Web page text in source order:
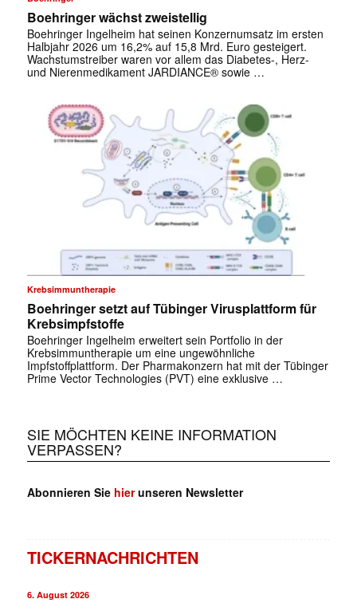
Boehringer wächst zweistellig
Boehringer Ingelheim hat seinen Konzernumsatz im ersten
Halbjahr 2026 um 16,2% auf 15,8 Mrd. Euro gesteigert.
Wachstumstreiber waren vor allem das Diabetes-, Herz-
und Nierenmedikament JARDIANCE® sowie …
Krebsimmuntherapie
Boehringer setzt auf Tübinger Virusplattform für
Krebsimpfstoffe
Boehringer Ingelheim erweitert sein Portfolio in der
Krebsimmuntherapie um eine ungewöhnliche
Impfstoffplattform. Der Pharmakonzern hat mit der Tübinger
Prime Vector Technologies (PVT) eine exklusive …
SIE MÖCHTEN KEINE INFORMATION
VERPASSEN?
Abonnieren Sie hierunseren Newsletter
TICKERNACHRICHTEN
6. August 2026